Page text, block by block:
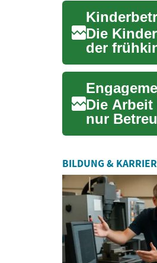
Die
der
nicht n...
Die
nur
di...
BILDUNG &